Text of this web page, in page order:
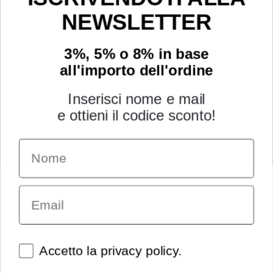
INFORMAZIONI
Chi siamo
Condizioni generali
Garanzia
Richiesta assistenza tecnica
Pagamenti e spedizioni
NEWSLETTER
3%, 5% o 8% in base
all'importo dell'ordine
Inserisci nome e mail
e ottieni il codice sconto!
Name
Email
Spunte obbligatorie
Accetto la privacy policy.